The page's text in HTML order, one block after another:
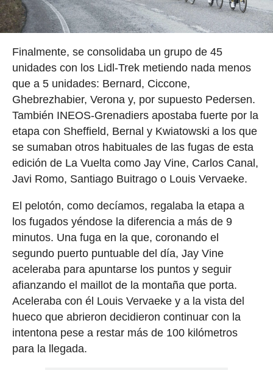
Finalmente, se consolidaba un grupo de 45
unidades con los Lidl-Trek metiendo nada menos
que a 5 unidades: Bernard, Ciccone,
Ghebrezhabier, Verona y, por supuesto Pedersen.
También INEOS-Grenadiers apostaba fuerte por la
etapa con Sheffield, Bernal y Kwiatowski a los que
se sumaban otros habituales de las fugas de esta
edición de La Vuelta como Jay Vine, Carlos Canal,
Javi Romo, Santiago Buitrago o Louis Vervaeke.
El pelotón, como decíamos, regalaba la etapa a
los fugados yéndose la diferencia a más de 9
minutos. Una fuga en la que, coronando el
segundo puerto puntuable del día, Jay Vine
aceleraba para apuntarse los puntos y seguir
afianzando el maillot de la montaña que porta.
Aceleraba con él Louis Vervaeke y a la vista del
hueco que abrieron decidieron continuar con la
intentona pese a restar más de 100 kilómetros
para la llegada.